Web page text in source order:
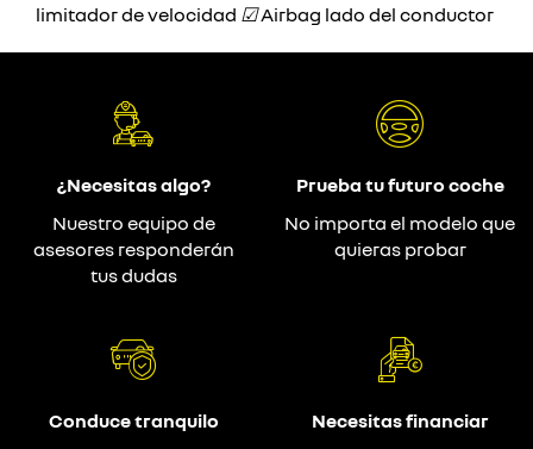
limitador de velocidad ☑Airbag lado del conductor
¿Necesitas algo?
Nuestro equipo de
asesores responderán
tus dudas
Prueba tu futuro coche
No importa el modelo que
quieras probar
Conduce tranquilo
Necesitas financiar